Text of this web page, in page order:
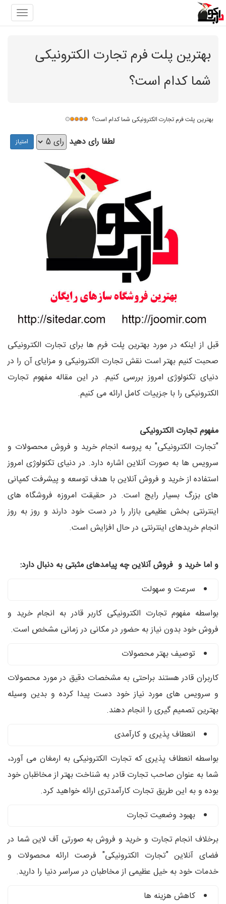
بهترین پلت فرم تجارت الکترونیکی
شما کدام است؟
بهترین پلت فرم تجارت الکترونیکی شما کدام است؟
لطفا رای دهید
قبل از اینکه در مورد بهترین پلت فرم ها برای تجارت الکترونیکی
صحبت کنیم بهتر است نقش تجارت الکترونیکی و مزایای آن را در
دنیای تکنولوژی امروز بررسی کنیم. در این مقاله مفهوم تجارت
الکترونیکی را با جزییات کامل ارائه می کنیم.
مفهوم تجارت الکترونیکی
"تجارت الکترونیکی" به پروسه انجام خرید و فروش محصولات و
سرویس ها به صورت آنلاین اشاره دارد. در دنیای تکنولوژی امروز
استفاده از خرید و فروش آنلاین با هدف توسعه و پیشرفت کمپانی
های بزرگ بسیار رایج است. در حقیقت امروزه فروشگاه های
اینترنتی بخش عظیمی بازار را در دست خود دارند و روز به روز
انجام خریدهای اینترنتی در حال افزایش است.
و اما خرید و فروش آنلاین چه پیامدهای مثبتی به دنبال دارد:
سرعت و سهولت
بواسطه مفهوم تجارت الکترونیکی کاربر قادر به انجام خرید و
فروش خود بدون نیاز به حضور در مکانی در زمانی مشخص است.
توصیف بهتر محصولات
کاربران قادر هستند براحتی به مشخصات دقیق در مورد محصولات
و سرویس های مورد نیاز خود دست پیدا کرده و بدین وسیله
بهترین تصمیم گیری را انجام دهند.
انعطاف پذیری و کارآمدی
بواسطه انعطاف پذیری که تجارت الکترونیکی به ارمغان می آورد،
شما به عنوان صاحب تجارت قادر به شناخت بهتر از مخاظبان خود
بوده و به این طریق تجارت کارآمدتری ارائه خواهید کرد.
بهبود وضعیت تجارت
برخلاف انجام تجارت و خرید و فروش به صورتی آف لاین شما در
فضای آنلاین "تجارت الکترونیکی" فرصت ارائه محصولات و
خدمات خود به خیل عظیمی از مخاطبان در سراسر دنیا را دارید.
کاهش هزینه ها